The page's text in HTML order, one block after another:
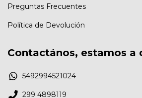
Preguntas Frecuentes
Política de Devolución
Contactános, estamos a
5492994521024
299 4898119